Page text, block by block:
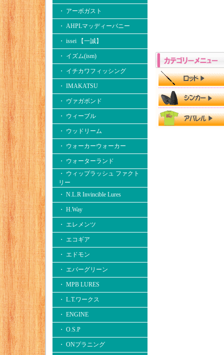
・ アーボガスト
・ AHPLマッディーバニー
・ issei 【一誠】
・ イズム(ism)
・ イチカワフィッシング
・ IMAKATSU
・ ヴァガボンド
・ ウィーブル
・ ウッドリーム
・ ウォーカーウォーカー
・ ウォーターランド
・ ウィップラッシュ ファクト
リー
・ N.L.R Invincible Lures
・ H.Way
・ エレメンツ
・ エコギア
・ エドモン
・ エバーグリーン
・ MPB LURES
・ L.T.ワークス
・ ENGINE
・ O.S.P
・ ONプラニング